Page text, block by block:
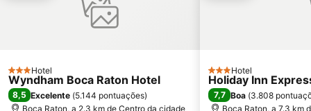
3 Estrelas
Hotel
Wyndham Boca Raton Hotel
8,5 Excelente (5.144 pontuações)
Boca Raton, a 2.3 km de Centro da cidade
3 Estrelas
Hotel
Holiday Inn
7,7 Boa (3.808
Boca Raton, a 7.3 km